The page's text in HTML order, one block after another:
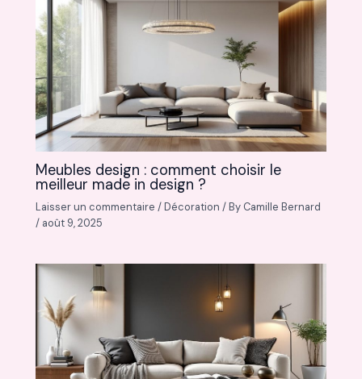
Meubles design : comment choisir le
meilleur made in design ?
Laisser un commentaire /Décoration / By Camille Bernard
/ août 9, 2025